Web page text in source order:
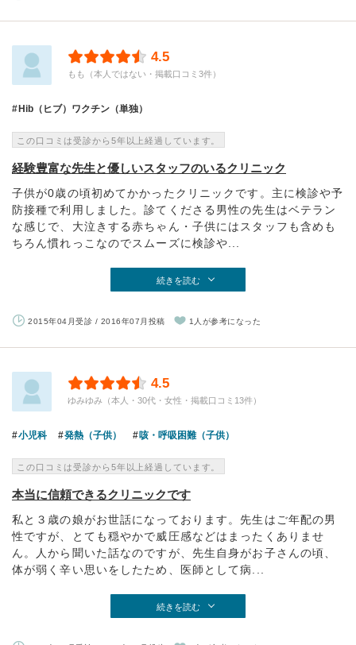
4.5
もも（本人ではない・掲載口コミ3件）
Hib（ヒブ）ワクチン（単独）
この口コミは受診から5年以上経過しています。
経験豊富な先生と優しいスタッフのいるクリニック
子供が0歳の頃初めてかかったクリニックです。主に検診や予
防接種で利用しました。診てくださる男性の先生はベテラン
な感じで、大泣きする赤ちゃん・子供にはスタッフも含めも
ちろん慣れっこなのでスムーズに検診や...
続きを読む
2015年04月受診 / 2016年07月投稿 1人が参考になった
4.5
ゆみゆみ（本人・30代・女性・掲載口コミ13件）
小児科 発熱（子供） 咳・呼吸困難（子供）
この口コミは受診から5年以上経過しています。
本当に信頼できるクリニックです
私と３歳の娘がお世話になっております。先生はご年配の男
性ですが、とても穏やかで威圧感などはまったくありませ
ん。人から聞いた話なのですが、先生自身がお子さんの頃、
体が弱く辛い思いをしたため、医師として病...
続きを読む